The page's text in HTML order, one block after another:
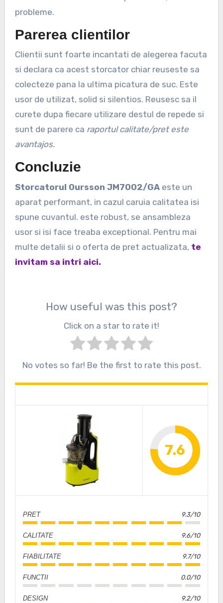
probleme.
Parerea clientilor
Clientii sunt foarte incantati de alegerea facuta
si declara ca acest storcator chiar reuseste sa
colecteze pana la ultima picatura de suc. Este
usor de utilizat, solid si silentios. Reusesc sa il
curete dupa fiecare utilizare destul de repede si
sunt de parere ca raportul calitate/pret este
avantajos.
Concluzie
Storcatorul Oursson JM7002/GA este un
aparat performant, in cazul caruia calitatea isi
spune cuvantul. este robust, se ansambleza
usor si isi face treaba exceptional. Pentru mai
multe detalii si o oferta de pret actualizata, te
invitam sa intri aici.
How useful was this post?
Click on a star to rate it!
No votes so far! Be the first to rate this post.
7.6
PRET 9.3/10
CALITATE 9.6/10
FIABILITATE 9.7/10
FUNCTII 0.0/10
DESIGN 9.2/10